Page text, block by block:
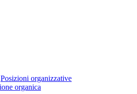
Posizioni organizzative
organica